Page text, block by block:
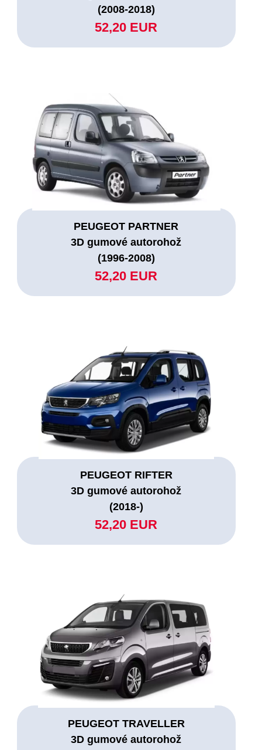
(2008-2018)
52,20 EUR
PEUGEOT PARTNER
3D gumové autorohož
(1996-2008)
52,20 EUR
PEUGEOT RIFTER
3D gumové autorohož
(2018-)
52,20 EUR
PEUGEOT TRAVELLER
3D gumové autorohož